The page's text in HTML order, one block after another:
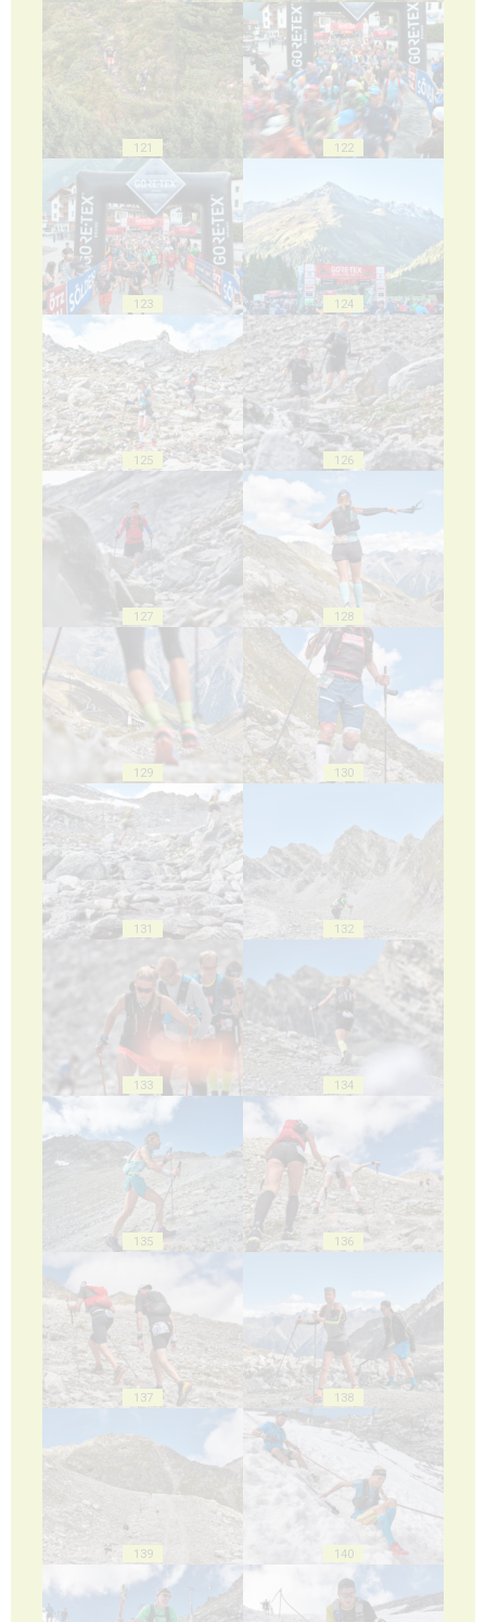
121 122
123 124
125 126
127 128
129 130
131 132
133 134
135 136
137 138
139 140